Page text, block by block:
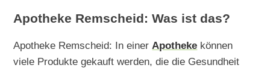
Apotheke Remscheid: Was ist das?
Apotheke Remscheid: In einer Apotheke können
viele Produkte gekauft werden, die die Gesundheit